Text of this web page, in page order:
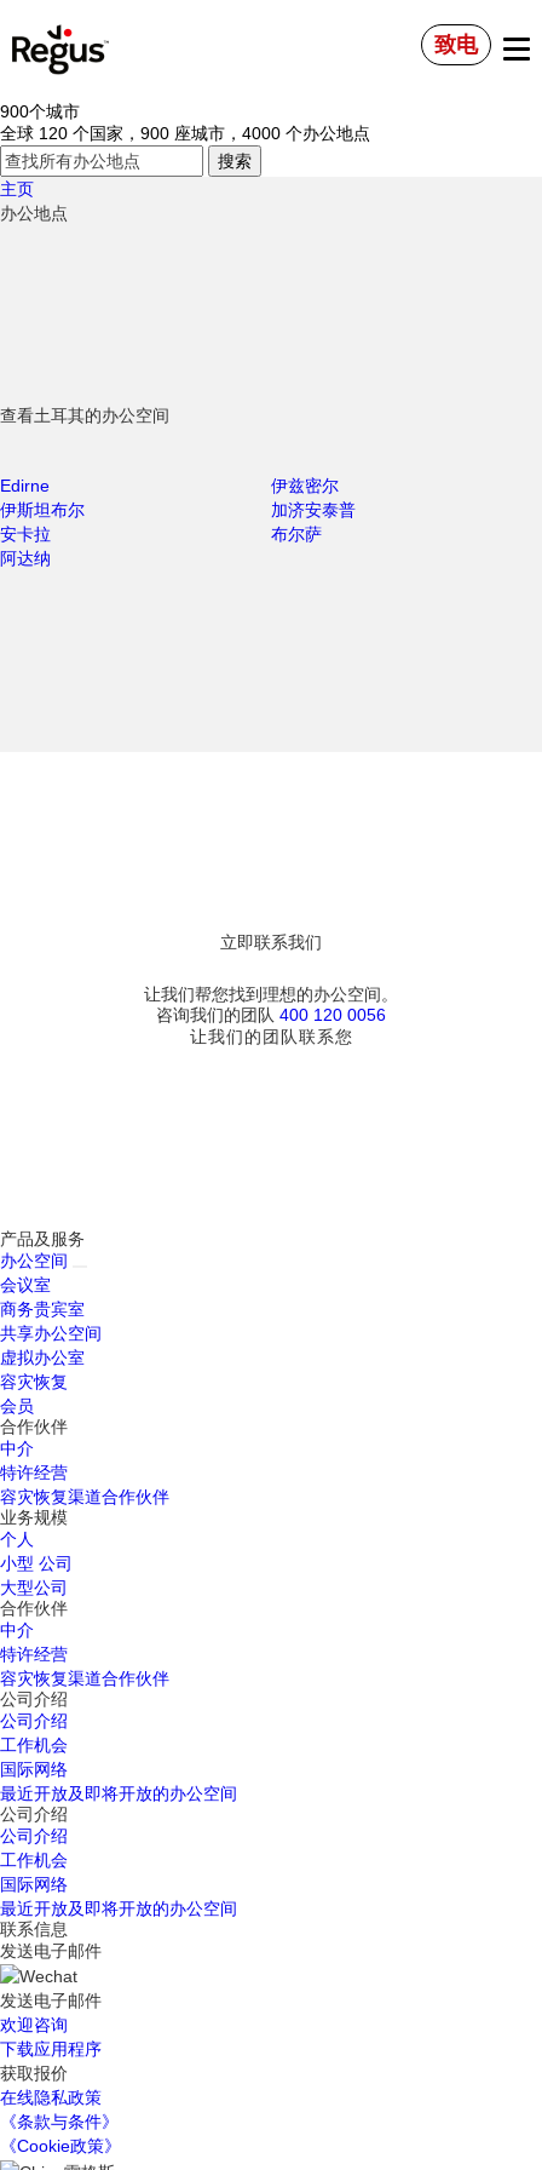
致电
900个城市
全球 120 个国家，900 座城市，4000 个办公地点
主页
办公地点
查看土耳其的办公空间
Edirne
伊兹密尔
伊斯坦布尔
加济安泰普
安卡拉
布尔萨
阿达纳
立即联系我们
让我们帮您找到理想的办公空间。
咨询我们的团队 400 120 0056
让我们的团队联系您
产品及服务
办公空间
会议室
商务贵宾室
共享办公空间
虚拟办公室
容灾恢复
会员
合作伙伴
中介
特许经营
容灾恢复渠道合作伙伴
业务规模
个人
小型 公司
大型公司
合作伙伴
中介
特许经营
容灾恢复渠道合作伙伴
公司介绍
公司介绍
工作机会
国际网络
最近开放及即将开放的办公空间
公司介绍
公司介绍
工作机会
国际网络
最近开放及即将开放的办公空间
联系信息
发送电子邮件
发送电子邮件
欢迎咨询
下载应用程序
获取报价
在线隐私政策
《条款与条件》
《Cookie政策》